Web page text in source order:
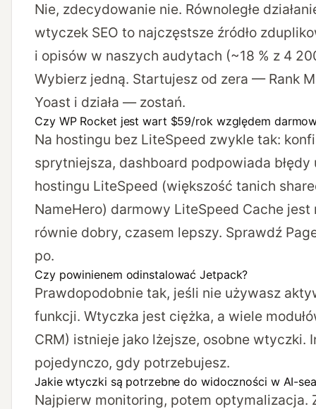
Nie, zdecydowanie nie. Równoległe
wtyczek SEO to najczęstsze źródło
i opisów w naszych audytach (~18 % z 4
Wybierz jedną. Startujesz od zera — Rank
Yoast i działa — zostań.
Czy WP Rocket jest wart $59/rok względem
Na hostingu bez LiteSpeed zwykle tak:
sprytniejsza, dashboard podpowiada błędy
hostingu LiteSpeed (większość tanich
NameHero) darmowy LiteSpeed Cache jest
równie dobry, czasem lepszy. Sprawdź
po.
Czy powinienem odinstalować Jetpack?
Prawdopodobnie tak, jeśli nie używasz
funkcji. Wtyczka jest ciężka, a wiele
CRM) istnieje jako lżejsze, osobne wtyczki.
pojedynczo, gdy potrzebujesz.
Jakie wtyczki są potrzebne do widoczności w AI-
Najpierw monitoring, potem optymalizacja.